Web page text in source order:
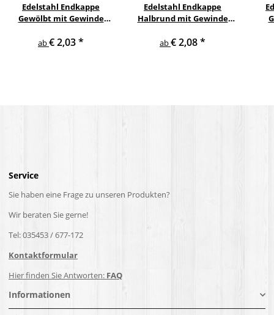
Edelstahl Endkappe
Gewölbt mit Gewinde
ab€ 2,03*
Edelstahl Endkappe
Halbrund mit Gewinde
ab€ 2,08*
Service
Sie haben eine Frage zu unseren Produkten?
Wir beraten Sie gerne!
Tel: 035453 / 677-172
Kontaktformular
Hier finden Sie Antworten: FAQ
Informationen